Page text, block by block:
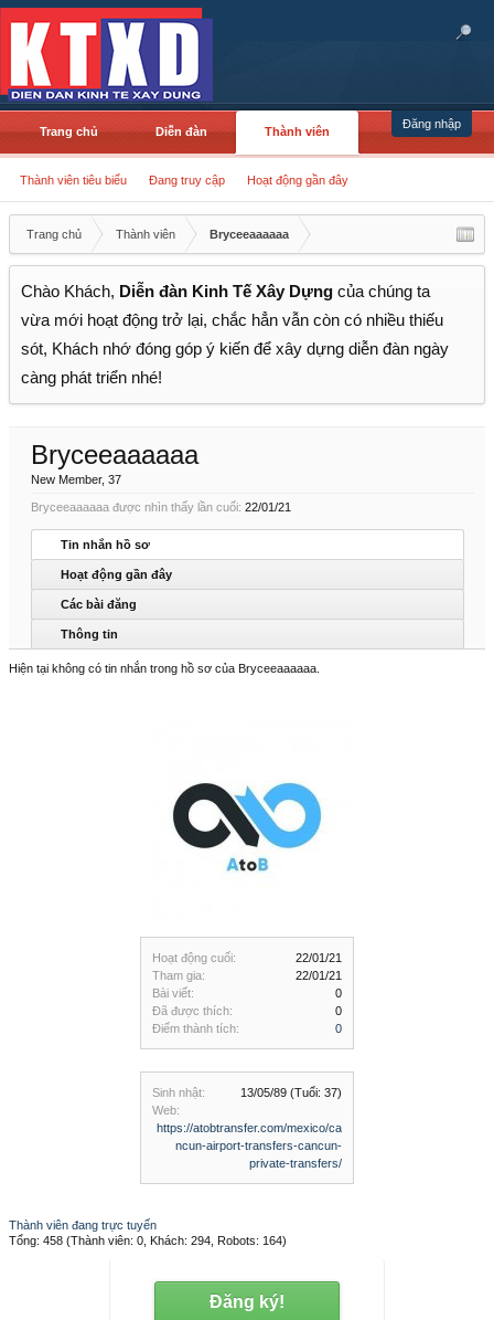
Đăng nhập
Trang chủ Diễn đàn Thành viên
Thành viên tiêu biểu Đang truy cập Hoạt động gần đây
Trang chủ Thành viên Bryceeaaaaaa
Chào Khách, Diễn đàn Kinh Tế Xây Dựng của chúng ta
vừa mới hoạt động trở lại, chắc hẳn vẫn còn có nhiều thiếu
sót, Khách nhớ đóng góp ý kiến để xây dựng diễn đàn ngày
càng phát triển nhé!
Hoạt động cuối:
22/01/21
Tham gia:
22/01/21
Bài viết:
0
Đã được thích:
0
Điểm thành tích:
0
Sinh nhật: 13/05/89 (Tuổi: 37)
Web:
https://atobtransfer.com/mexico/ca
ncun-airport-transfers-cancun-
private-transfers/
Bryceeaaaaaa
New Member, 37
Bryceeaaaaaa được nhìn thấy lần cuối: 22/01/21
Tin nhắn hồ sơ
Hoạt động gần đây
Các bài đăng
Thông tin
Hiện tại không có tin nhắn trong hồ sơ của Bryceeaaaaaa.
Thành viên đang trực tuyến
Tổng: 458 (Thành viên: 0, Khách: 294, Robots: 164)
Đăng ký!